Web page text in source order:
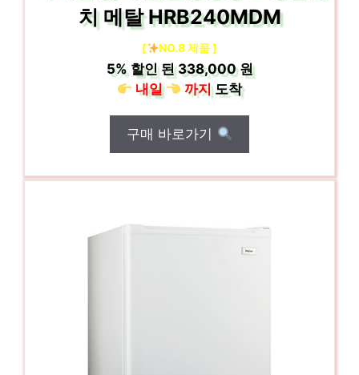
치 메탈 HRB240MDM
[ NO.8 제품 ]
5%할인 된338,000 원
내일
까지도착
구매 바로가기